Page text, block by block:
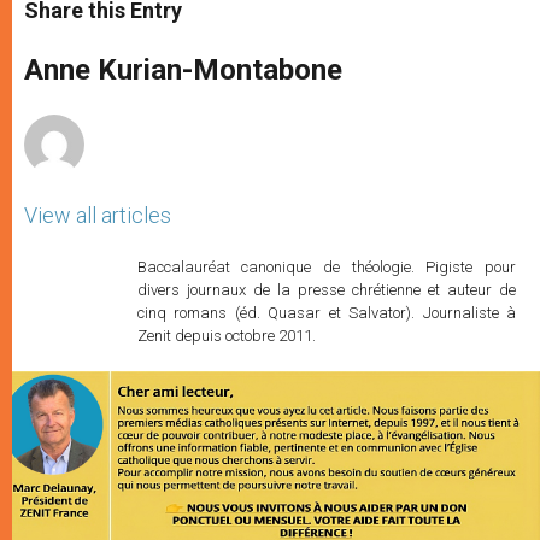
s
p
p
e
g
e
b
o
k
r
Share this Entry
Anne Kurian-Montabone
View all articles
Baccalauréat canonique de théologie. Pigiste pour
divers journaux de la presse chrétienne et auteur de
cinq romans (éd. Quasar et Salvator). Journaliste à
Zenit depuis octobre 2011.